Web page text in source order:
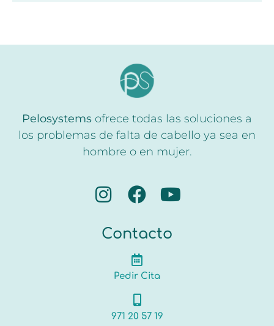
Pelosystems ofrece todas las soluciones a
los problemas de falta de cabello ya sea en
hombre o en mujer.
Contacto
Pedir Cita
971 20 57 19